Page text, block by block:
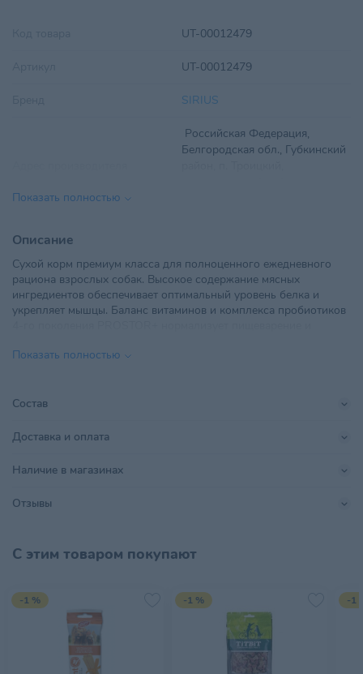
UT-00012479
UT-00012479
SIRIUS
Российская Федерация,
Белгородская обл., Губкинский
Вес
Вид корма Сухой
Вкус Говядина, Овощи
Поставщик
Производитель
Размер питомца
Тип питомца Собаки
Тип упаковки Мешок
Условия хранения
Хранить в сухом, прохладном
месте, недоступном для детей
Показать полностью
Описание
Сухой корм премиум класса для полноценного ежедневного
рациона взрослых собак. Высокое содержание мясных
ингредиентов обеспечивает оптимальный уровень белка и
укрепляет мышцы. Баланс витаминов и комплекса пробиотиков
поддержанию здоровья сердца, мозга, нервной системы,
Показать полностью
Состав
Доставка и оплата
Наличие в магазинах
Отзывы
С этим товаром покупают
-1 % -1 % -1